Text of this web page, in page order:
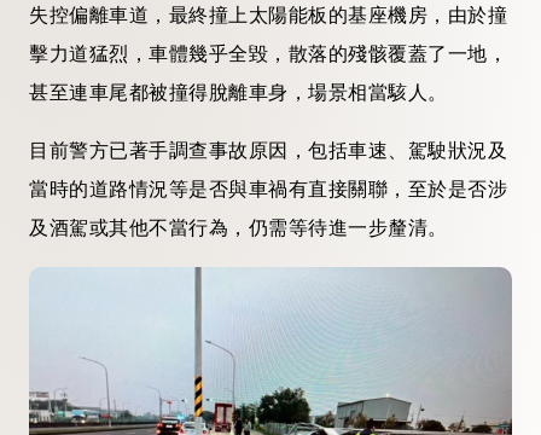
失控偏離車道，最終撞上太陽能板的基座機房，由於撞
擊力道猛烈，車體幾乎全毀，散落的殘骸覆蓋了一地，
甚至連車尾都被撞得脫離車身，場景相當駭人。
目前警方已著手調查事故原因，包括車速、駕駛狀況及
當時的道路情況等是否與車禍有直接關聯，至於是否涉
及酒駕或其他不當行為，仍需等待進一步釐清。